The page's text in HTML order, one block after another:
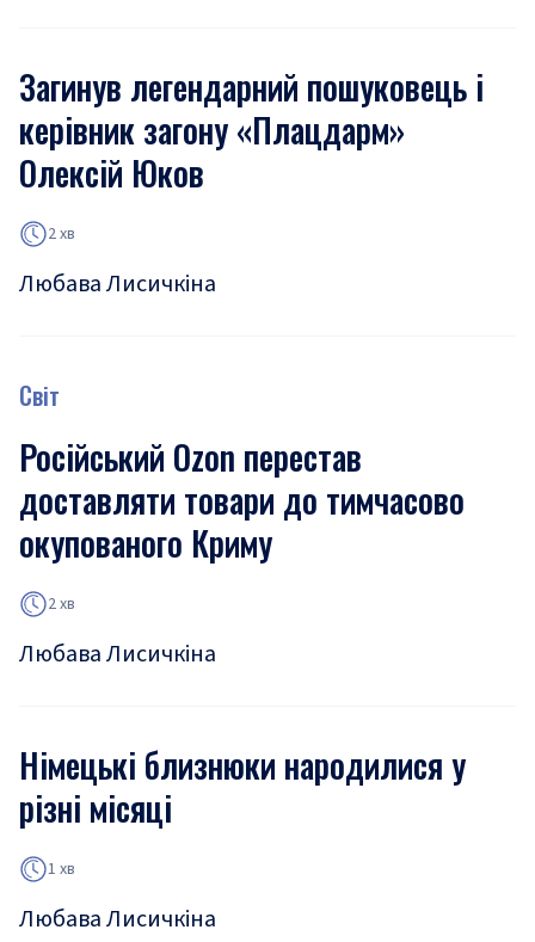
Загинув легендарний пошуковець і
керівник загону «Плацдарм»
Олексій Юков
2 хв
Любава Лисичкіна
Світ
Російський Ozon перестав
доставляти товари до тимчасово
окупованого Криму
2 хв
Любава Лисичкіна
Німецькі близнюки народилися у
різні місяці
1 хв
Любава Лисичкіна